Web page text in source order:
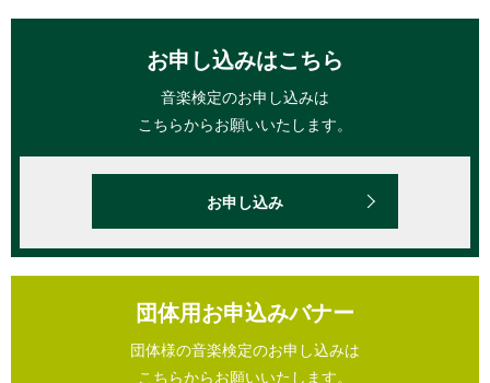
お申し込みはこちら
音楽検定のお申し込みは
こちらからお願いいたします。
お申し込み
団体用お申込みバナー
団体様の音楽検定のお申し込みは
こちらからお願いいたします。